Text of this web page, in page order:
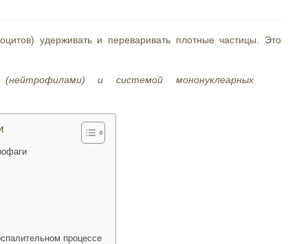
удерживать и переваривать плотные частицы. Это
и системой мононуклеарных
процессе